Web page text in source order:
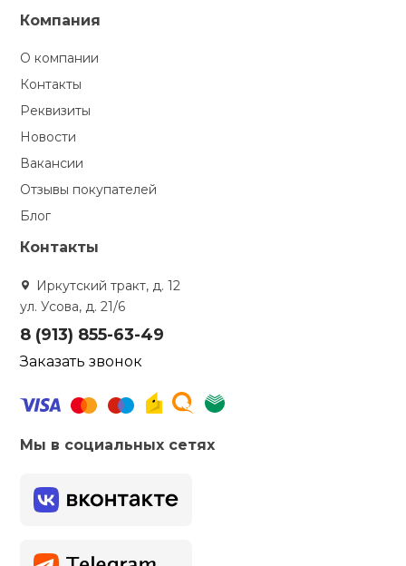
Компания
О компании
Контакты
Реквизиты
Новости
Вакансии
Отзывы покупателей
Блог
Контакты
Иркутский тракт, д. 12
ул. Усова, д. 21/6
8 (913) 855-63-49
Заказать звонок
Мы в социальных сетях